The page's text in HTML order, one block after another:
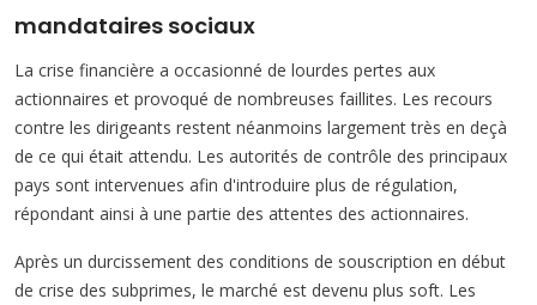
mandataires sociaux
La crise financière a occasionné de lourdes pertes aux
actionnaires et provoqué de nombreuses faillites. Les recours
contre les dirigeants restent néanmoins largement très en deçà
de ce qui était attendu. Les autorités de contrôle des principaux
pays sont intervenues afin d'introduire plus de régulation,
répondant ainsi à une partie des attentes des actionnaires.
Après un durcissement des conditions de souscription en début
de crise des subprimes, le marché est devenu plus soft. Les